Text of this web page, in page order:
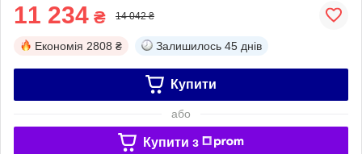
11 234 ₴ 14 042 ₴
Економія 2808 ₴ Залишилось 45 днів
Купити
або
Купити з